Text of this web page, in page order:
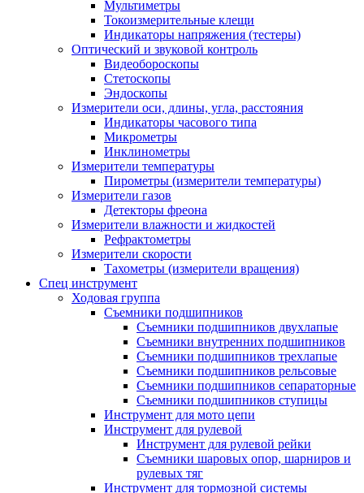
Мультиметры
Токоизмерительные клещи
Индикаторы напряжения (тестеры)
Оптический и звуковой контроль
Видеобороскопы
Стетоскопы
Эндоскопы
Измерители оси, длины, угла, расстояния
Индикаторы часового типа
Микрометры
Инклинометры
Измерители температуры
Пирометры (измерители температуры)
Измерители газов
Детекторы фреона
Измерители влажности и жидкостей
Рефрактометры
Измерители скорости
Тахометры (измерители вращения)
Спец инструмент
Ходовая группа
Съемники подшипников
Съемники подшипников двухлапые
Съемники внутренних подшипников
Съемники подшипников трехлапые
Съемники подшипников рельсовые
Съемники подшипников сепараторные
Съемники подшипников ступицы
Инструмент для мото цепи
Инструмент для рулевой
Инструмент для рулевой рейки
Съемники шаровых опор, шарниров и
рулевых тяг
Инструмент для тормозной системы